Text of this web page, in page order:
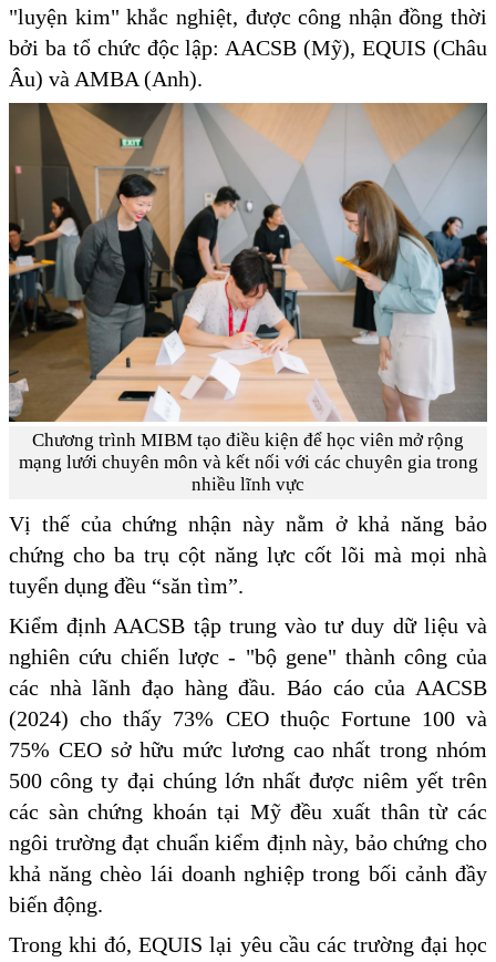
"luyện kim" khắc nghiệt, được công nhận đồng thời
bởi ba tổ chức độc lập: AACSB (Mỹ), EQUIS (Châu
Âu) và AMBA (Anh).
Chương trình MIBM tạo điều kiện để học viên mở rộng
mạng lưới chuyên môn và kết nối với các chuyên gia trong
nhiều lĩnh vực
Vị thế của chứng nhận này nằm ở khả năng bảo
chứng cho ba trụ cột năng lực cốt lõi mà mọi nhà
tuyển dụng đều “săn tìm”.
Kiểm định AACSB tập trung vào tư duy dữ liệu và
nghiên cứu chiến lược - "bộ gene" thành công của
các nhà lãnh đạo hàng đầu. Báo cáo của AACSB
(2024) cho thấy 73% CEO thuộc Fortune 100 và
75% CEO sở hữu mức lương cao nhất trong nhóm
500 công ty đại chúng lớn nhất được niêm yết trên
các sàn chứng khoán tại Mỹ đều xuất thân từ các
ngôi trường đạt chuẩn kiểm định này, bảo chứng cho
khả năng chèo lái doanh nghiệp trong bối cảnh đầy
biến động.
Trong khi đó, EQUIS lại yêu cầu các trường đại học